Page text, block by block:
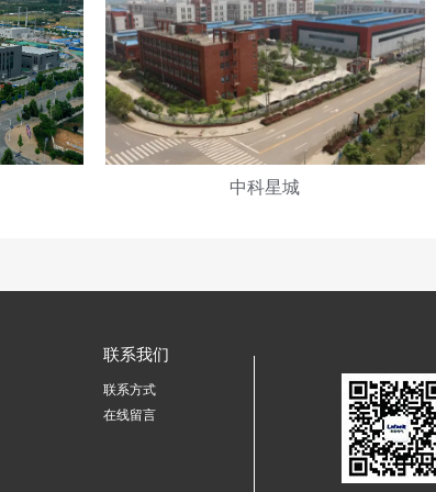
中科星城
联系我们
联系方式
在线留言